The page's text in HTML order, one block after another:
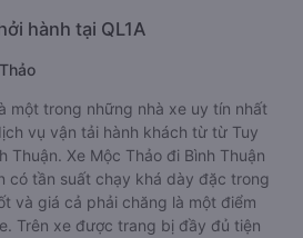
hành tại QL1A
một trong những nhà xe uy tín nhất
vụ vận tải hành khách từ từ Tuy
Thuận. Xe Mộc Thảo đi Bình Thuận
có tần suất chạy khá dày đặc trong
và giá cả phải chăng là một điểm
Trên xe được trang bị đầy đủ tiện